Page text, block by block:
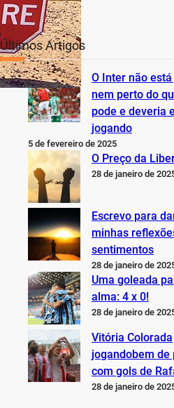
Últimos Artigos
O Inter não
nem perto do
pode e deveria
jogando
5 de fevereiro de 2025
O Preço da
28 de janeiro de
Escrevo para
minhas
sentimentos
28 de janeiro de
Uma goleada
alma: 4 x 0!
28 de janeiro de
Vitória Colorada
jogandobem de
com gols de
28 de janeiro de